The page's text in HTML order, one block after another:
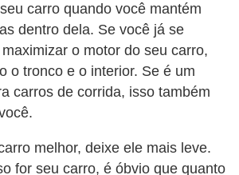
carro quando você mantém
dentro dela. Se você já se
o motor do seu carro,
o tronco e o interior. Se é um
carros de corrida, isso também
melhor, deixe ele mais leve.
for seu carro, é óbvio que quanto